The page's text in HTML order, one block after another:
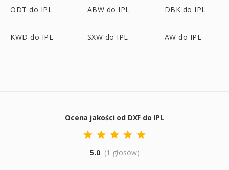
ODT do IPL ABW do IPL DBK do IPL
KWD do IPL SXW do IPL AW do IPL
Ocena jakości od DXF do IPL
5.0 (1 głosów)